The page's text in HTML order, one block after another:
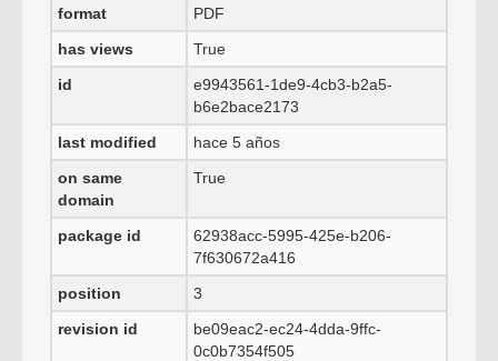
format
PDF
has views
True
id
e9943561-1de9-4cb3-b2a5-
b6e2bace2173
last modified
hace 5 años
on same
domain
True
package id
62938acc-5995-425e-b206-
7f630672a416
position
3
revision id
be09eac2-ec24-4dda-9ffc-
0c0b7354f505